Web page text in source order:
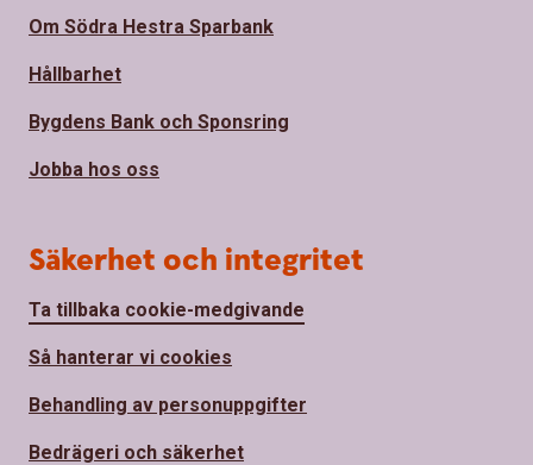
Om Södra Hestra Sparbank
Hållbarhet
Bygdens Bank och Sponsring
Jobba hos oss
Säkerhet och integritet
Ta tillbaka cookie-medgivande
Så hanterar vi cookies
Behandling av personuppgifter
Bedrägeri och säkerhet